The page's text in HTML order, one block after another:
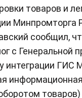
товаров и
Минпромторга
сообщил,
с Генеральной
интеграции ГИС